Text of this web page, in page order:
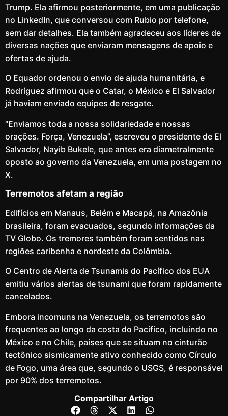
Trump. Ela afirmou posteriormente, em uma publicação
no LinkedIn, que conversou com Rubio por telefone,
sem dar detalhes. Ela também agradeceu aos líderes de
diversas nações que enviaram mensagens de apoio e
ofertas de ajuda.
O Equador ordenou o envio de ajuda humanitária, e
Rodríguez afirmou que o Catar, o México e El Salvador
já haviam enviado equipes de resgate.
“Enviamos toda a nossa solidariedade e nossas
orações. Força, Venezuela”, escreveu o presidente de El
Salvador, Nayib Bukele, que antes era diametralmente
oposto ao governo da Venezuela, em uma postagem no
X.
Terremotos afetam a região
Edifícios em Manaus, Belém e Macapá, na Amazônia
brasileira, foram evacuados, segundo informações da
TV Globo. Os tremores também foram sentidos nas
regiões caribenha e nordeste da Colômbia.
O Centro de Alerta de Tsunamis do Pacífico dos EUA
emitiu vários alertas de tsunami que foram rapidamente
cancelados.
Embora incomuns na Venezuela, os terremotos são
frequentes ao longo da costa do Pacífico, incluindo no
México e no Chile, países que se situam no cinturão
tectônico sismicamente ativo conhecido como Círculo
de Fogo, uma área que, segundo o USGS, é responsável
por 90% dos terremotos.
Compartilhar Artigo